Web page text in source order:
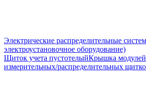
Электрические распределительные
электроустановочное оборудование)
Щиток учета пустотелыйКрышка
измерительных/распределительных